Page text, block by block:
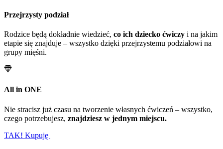
Przejrzysty podział
Rodzice będą dokładnie wiedzieć, co ich dziecko ćwiczy i na jakim
etapie się znajduje – wszystko dzięki przejrzystemu podziałowi na
grupy mięśni.
All in ONE
Nie stracisz już czasu na tworzenie własnych ćwiczeń – wszystko,
czego potrzebujesz, znajdziesz w jednym miejscu.
TAK! Kupuję